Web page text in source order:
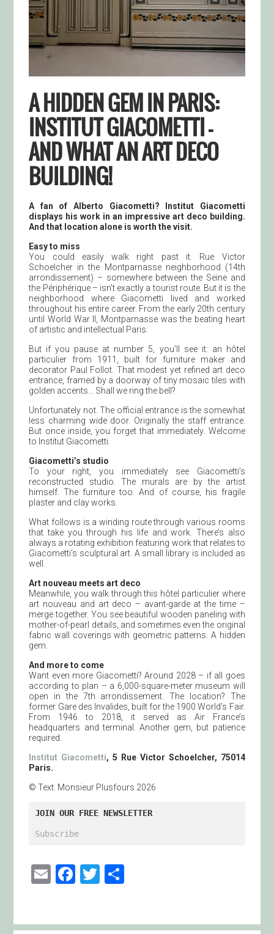
A HIDDEN GEM IN PARIS:
INSTITUT GIACOMETTI –
AND WHAT AN ART DECO
BUILDING!
A fan of Alberto Giacometti? Institut Giacometti
displays his work in an impressive art deco building.
And that location alone is worth the visit.
Easy to miss
You could easily walk right past it. Rue Victor
Schoelcher in the Montparnasse neighborhood (14th
arrondissement) – somewhere between the Seine and
the Périphérique – isn’t exactly a tourist route. But it is the
neighborhood where Giacometti lived and worked
throughout his entire career. From the early 20th century
until World War II, Montparnasse was the beating heart
of artistic and intellectual Paris.
But if you pause at number 5, you’ll see it: an hôtel
particulier from 1911, built for furniture maker and
decorator Paul Follot. That modest yet refined art deco
entrance, framed by a doorway of tiny mosaic tiles with
golden accents… Shall we ring the bell?
Unfortunately not. The official entrance is the somewhat
less charming wide door. Originally the staff entrance.
But once inside, you forget that immediately. Welcome
to Institut Giacometti.
Giacometti’s studio
To your right, you immediately see Giacometti’s
reconstructed studio. The murals are by the artist
himself. The furniture too. And of course, his fragile
plaster and clay works.
What follows is a winding route through various rooms
that take you through his life and work. There’s also
always a rotating exhibition featuring work that relates to
Giacometti’s sculptural art. A small library is included as
well.
Art nouveau meets art deco
Meanwhile, you walk through this hôtel particulier where
art nouveau and art deco – avant-garde at the time –
merge together. You see beautiful wooden paneling with
mother-of-pearl details, and sometimes even the original
fabric wall coverings with geometric patterns. A hidden
gem.
And more to come
Want even more Giacometti? Around 2028 – if all goes
according to plan – a 6,000-square-meter museum will
open in the 7th arrondissement. The location? The
former Gare des Invalides, built for the 1900 World’s Fair.
From 1946 to 2018, it served as Air France’s
headquarters and terminal. Another gem, but patience
required.
Institut Giacometti, 5 Rue Victor Schoelcher, 75014
Paris.
© Text: Monsieur Plusfours 2026
Subscribe
EmailFacebook
Twitter